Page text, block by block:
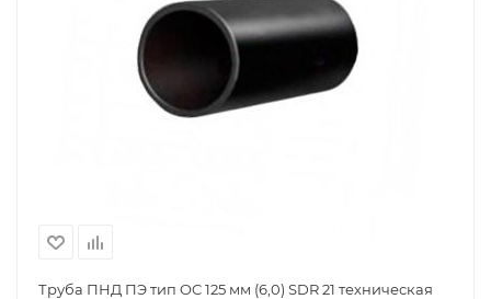
Труба ПНД ПЭ тип OC 125 мм (6,0) SDR 21 техническая